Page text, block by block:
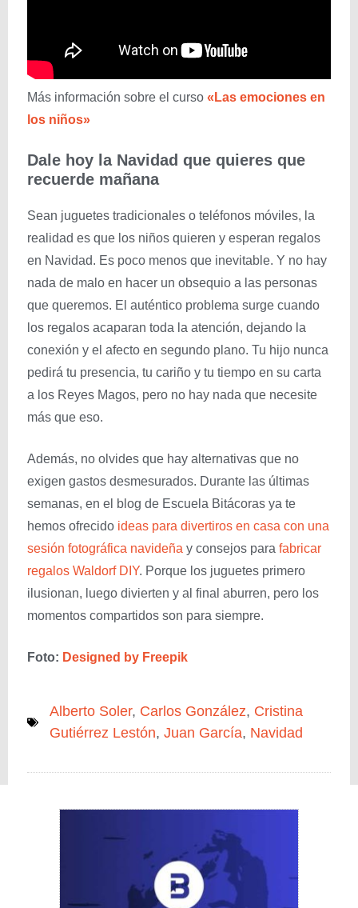
Más información sobre el curso «Las emociones en
los niños»
Dale hoy la Navidad que quieres que
recuerde mañana
Sean juguetes tradicionales o teléfonos móviles, la
realidad es que los niños quieren y esperan regalos
en Navidad. Es poco menos que inevitable. Y no hay
nada de malo en hacer un obsequio a las personas
que queremos. El auténtico problema surge cuando
los regalos acaparan toda la atención, dejando la
conexión y el afecto en segundo plano. Tu hijo nunca
pedirá tu presencia, tu cariño y tu tiempo en su carta
a los Reyes Magos, pero no hay nada que necesite
más que eso.
Además, no olvides que hay alternativas que no
exigen gastos desmesurados. Durante las últimas
semanas, en el blog de Escuela Bitácoras ya te
hemos ofrecido ideas para divertiros en casa con una
sesión fotográfica navideña y consejos para fabricar
regalos Waldorf DIY. Porque los juguetes primero
ilusionan, luego divierten y al final aburren, pero los
momentos compartidos son para siempre.
Foto: Designed by Freepik
Alberto Soler, Carlos González, Cristina
Gutiérrez Lestón, Juan García, Navidad